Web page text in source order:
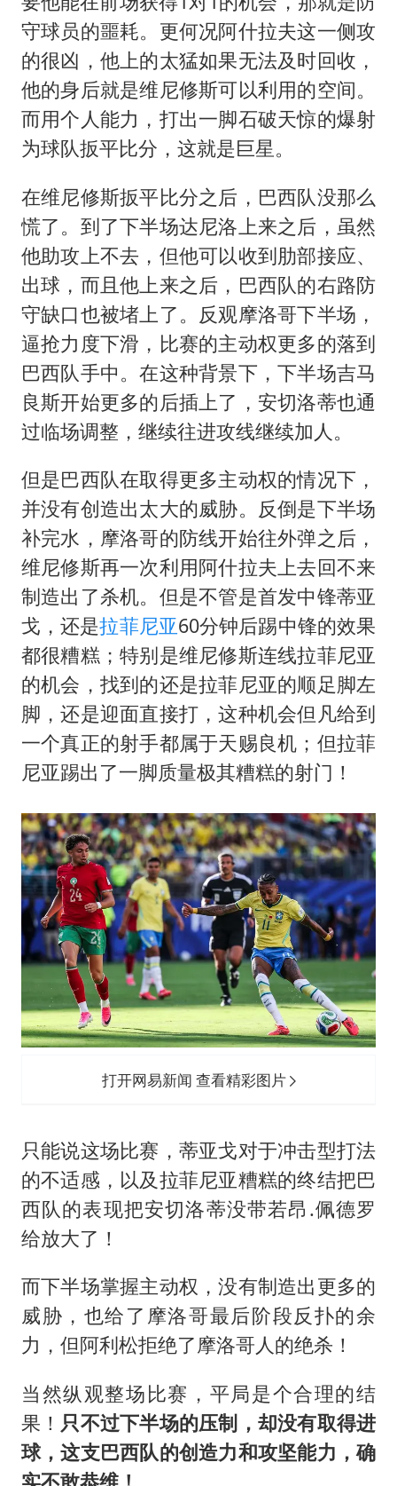
守球员的噩耗。更何况阿什拉夫这一侧攻
的很凶，他上的太猛如果无法及时回收，
他的身后就是维尼修斯可以利用的空间。
而用个人能力，打出一脚石破天惊的爆射
为球队扳平比分，这就是巨星。
在维尼修斯扳平比分之后，巴西队没那么
慌了。到了下半场达尼洛上来之后，虽然
他助攻上不去，但他可以收到肋部接应、
出球，而且他上来之后，巴西队的右路防
守缺口也被堵上了。反观摩洛哥下半场，
逼抢力度下滑，比赛的主动权更多的落到
巴西队手中。在这种背景下，下半场吉马
良斯开始更多的后插上了，安切洛蒂也通
过临场调整，继续往进攻线继续加人。
但是巴西队在取得更多主动权的情况下，
并没有创造出太大的威胁。反倒是下半场
补完水，摩洛哥的防线开始往外弹之后，
维尼修斯再一次利用阿什拉夫上去回不来
制造出了杀机。但是不管是首发中锋蒂亚
戈，还是拉菲尼亚60分钟后踢中锋的效果
都很糟糕；特别是维尼修斯连线拉菲尼亚
的机会，找到的还是拉菲尼亚的顺足脚左
脚，还是迎面直接打，这种机会但凡给到
一个真正的射手都属于天赐良机；但拉菲
尼亚踢出了一脚质量极其糟糕的射门！
打开网易新闻 查看精彩图片
只能说这场比赛，蒂亚戈对于冲击型打法
的不适感，以及拉菲尼亚糟糕的终结把巴
西队的表现把安切洛蒂没带若昂.佩德罗
给放大了！
而下半场掌握主动权，没有制造出更多的
威胁，也给了摩洛哥最后阶段反扑的余
力，但阿利松拒绝了摩洛哥人的绝杀！
当然纵观整场比赛，平局是个合理的结
果！ 只不过下半场的压制，却没有取得进
球，这支巴西队的创造力和攻坚能力，确